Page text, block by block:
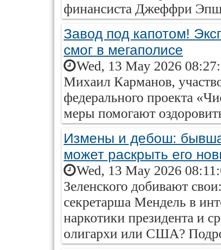
финансиста Джеффри
Завод под капотом!
смог в мегаполисе
Wed, 13 May 2026
Михаил Карманов,
федерального проекта
меры помогают
Измены и дебош:
может раскрыть его
Wed, 13 May 2026
Зеленского добивают
секретарша Мендель в
наркотики президента и
олигархи или США?